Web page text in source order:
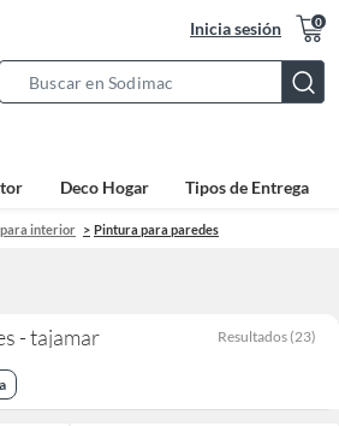
Inicia sesión 0
Bar
Deco Hogar Tipos de Entrega
interior Pintura para paredes
- tajamar Resultados (23)